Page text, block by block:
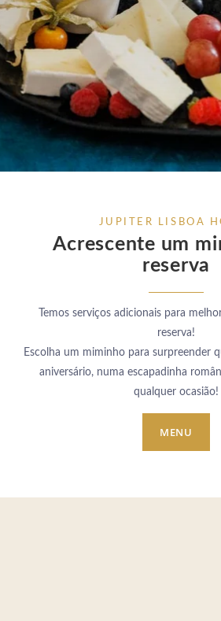
JUPITER LISBOA
Acrescente um
reserva
Temos serviços adicionais para
reserva!
Escolha um miminho para surpreender
aniversário, numa escapadinha
qualquer ocasião!
MENU